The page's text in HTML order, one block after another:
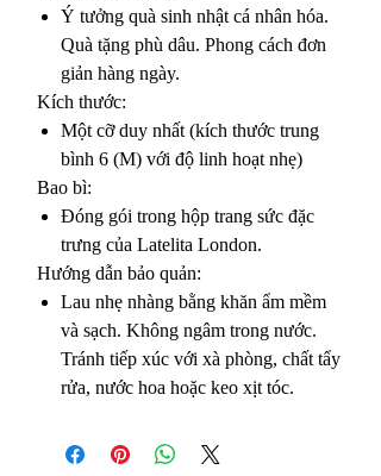
Ý tưởng quà sinh nhật cá nhân hóa.
Quà tặng phù dâu. Phong cách đơn
giản hàng ngày.
Kích thước:
Một cỡ duy nhất (kích thước trung
bình 6 (M) với độ linh hoạt nhẹ)
Bao bì:
Đóng gói trong hộp trang sức đặc
trưng của Latelita London.
Hướng dẫn bảo quản:
Lau nhẹ nhàng bằng khăn ẩm mềm
và sạch. Không ngâm trong nước.
Tránh tiếp xúc với xà phòng, chất tẩy
rửa, nước hoa hoặc keo xịt tóc.